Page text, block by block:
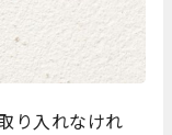
り入れなけれ